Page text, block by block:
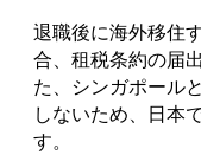
退職後に海外移住
合、租税条約の届
た、シンガポール
しないため、日本
す。